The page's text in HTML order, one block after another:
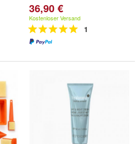
36,90 €
Kostenloser Versand
1